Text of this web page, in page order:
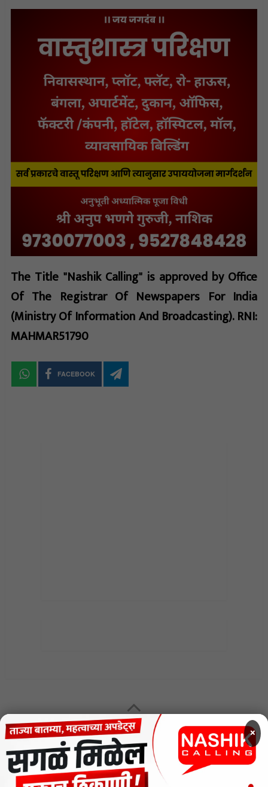
The Title "Nashik Calling" is approved by Office
Of The Registrar Of Newspapers For India
(Ministry Of Information And Broadcasting). RNI:
MAHMAR51790
FACEBOOK
MENU
CODE OF ETHICS FOR DIGITAL NEWS WEBSITES
×